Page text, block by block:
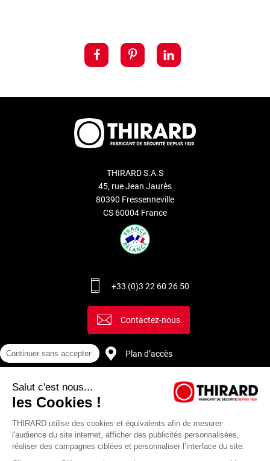
THIRARD S.A.S
45, rue Jean Jaurès
80390 Fressenneville
CS 60004 France
+33 (0)3 22 60 26 50
Contactez-nous
Plan d’accès
Continuer sans accepter
Salut c'est nous...
les Cookies !
THIRARD utilise des cookies et équivalents afin de mesurer
l'audience du site internet, afficher des publicités personnalisées,
réaliser des campagnes ciblées et personnaliser l’interface du site.